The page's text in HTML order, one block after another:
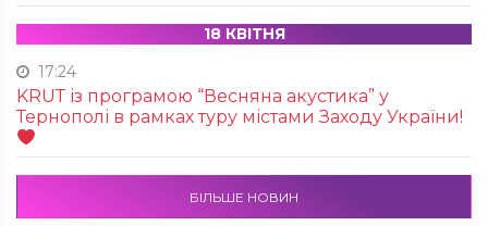
18 КВІТНЯ
17:24
KRUТ із програмою “Весняна акустика” у
Тернополі в рамках туру містами Заходу України!
БІЛЬШЕ НОВИН